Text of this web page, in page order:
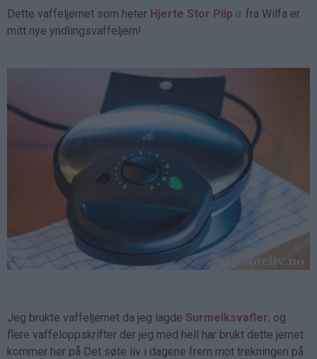
Dette vaffeljernet som heter Hjerte Stor Piip
fra Wilfa er
mitt nye yndlingsvaffeljern!
Jeg brukte vaffeljernet da jeg lagde Surmelksvafler, og
flere vaffeloppskrifter der jeg med hell har brukt dette jernet
kommer her på Det søte liv i dagene frem mot trekningen på